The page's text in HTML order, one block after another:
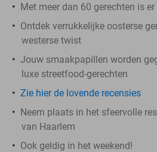
Met meer dan 60 gerechten is
Ontdek verrukkelijke oosterse
westerse twist
Jouw smaakpapillen worden
luxe streetfood-gerechten
Zie hier de lovende recensies
Neem plaats in het sfeervolle
van Haarlem
Ook geldig in het weekend!